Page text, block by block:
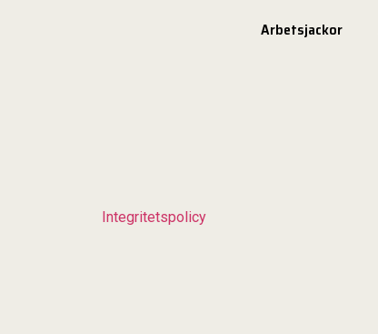
Arbetsjackor
Integritetspolicy